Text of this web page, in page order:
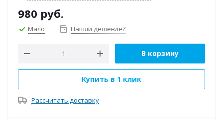
980 руб.
Мало Нашли дешевле?
В корзину
Купить в 1 клик
Рассчитать доставку